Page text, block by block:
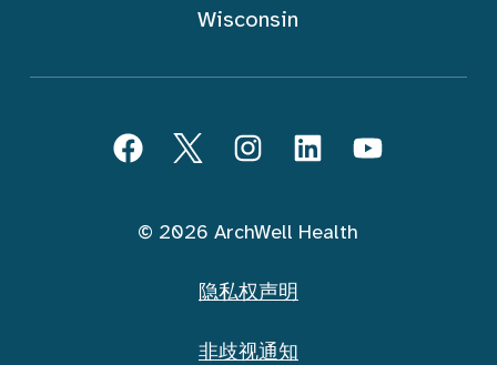
Wisconsin
FacebookTwitterInstagramLinkedInYouTube
© 2026 ArchWell Health
隐私权声明
非歧视通知